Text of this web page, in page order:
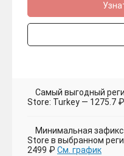
Самый выгодный
Store: Turkey — 1275.7 ₽
Минимальная
Store в выбранном
2499 ₽ См. график